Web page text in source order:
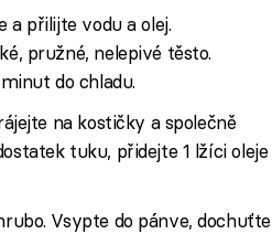
a přilijte vodu a olej.
pružné, nelepivé těsto.
do chladu.
na kostičky a společně
tuku, přidejte 1 lžíci oleje
Vsypte do pánve, dochuťte